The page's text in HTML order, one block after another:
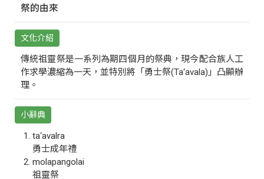
祭的由來
文化介紹
傳統祖靈祭是一系列為期四個月的祭典，現今配合族人工
作求學濃縮為一天，並特別將「勇士祭(Ta‘avala)」凸顯辦
理。
小辭典
ta‘avalra
勇士成年禮
molapangolai
祖靈祭